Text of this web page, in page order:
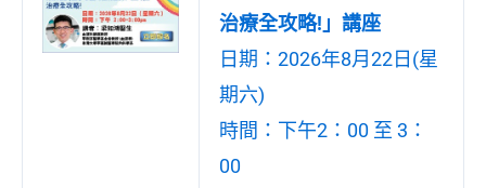
治療全攻略!」講座
日期：2026年8月22日(星
期六)
時間：下午2：00 至 3：
00